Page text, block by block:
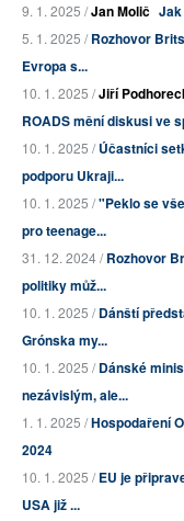
9. 1. 2025 /Jan Molič
5. 1. 2025 /Rozhovor
Evropa s...
10. 1. 2025 /Jiří
ROADS mění diskusi ve
10. 1. 2025 /Účastníci
podporu Ukraji...
10. 1. 2025 /"Peklo se
pro teenage...
31. 12. 2024 /Rozhovor
politiky můž...
10. 1. 2025 /Dánští
Grónska my...
10. 1. 2025 /Dánské
nezávislým, ale...
1. 1. 2025 /Hospodaření
2024
10. 1. 2025 /EU je
USA již ...